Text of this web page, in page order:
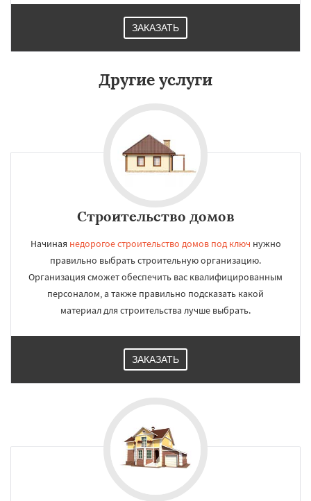
ЗАКАЗАТЬ
Другие услуги
Строительство домов
Начиная недорогое строительство домов под ключ нужно
правильно выбрать строительную организацию.
Организация сможет обеспечить вас квалифицированным
персоналом, а также правильно подсказать какой
материал для строительства лучше выбрать.
ЗАКАЗАТЬ